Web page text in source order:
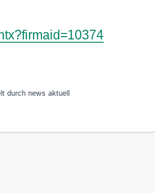
durch news aktuell